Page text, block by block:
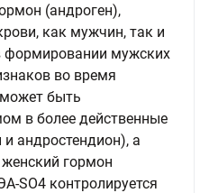
(андроген),
как мужчин, так и
формировании мужских
во время
быть
в более действенные
и андростендион), а
гормон
SO4 контролируется